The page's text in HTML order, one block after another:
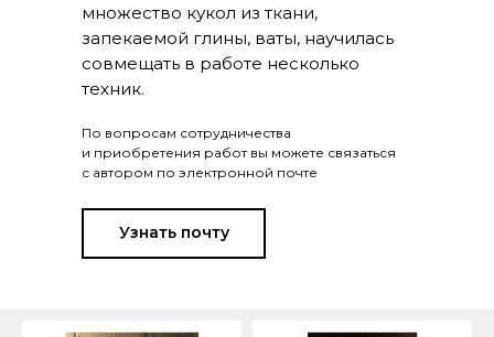
множество кукол из ткани,
запекаемой глины, ваты, научилась
совмещать в работе несколько
техник.
По вопросам сотрудничества
и приобретения работ вы можете связаться
с автором по электронной почте
Узнать почту